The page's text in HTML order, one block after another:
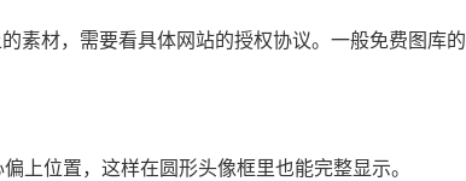
素材，需要看具体网站的授权协议。一般免费图库的
上位置，这样在圆形头像框里也能完整显示。